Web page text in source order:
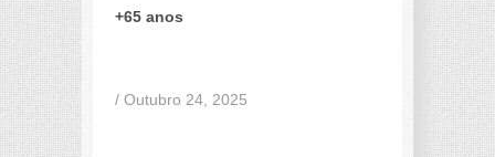
+65 anos
/ Outubro 24, 2025